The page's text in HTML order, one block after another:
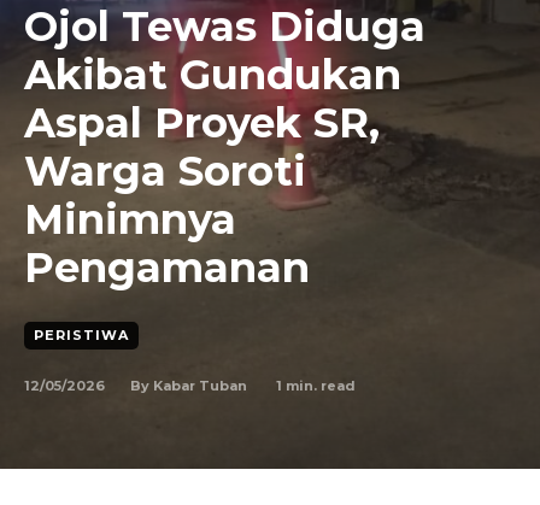
Ojol Tewas Diduga
Akibat Gundukan
Aspal Proyek SR,
Warga Soroti
Minimnya
Pengamanan
PERISTIWA
12/05/2026 By Kabar Tuban 1 min. read